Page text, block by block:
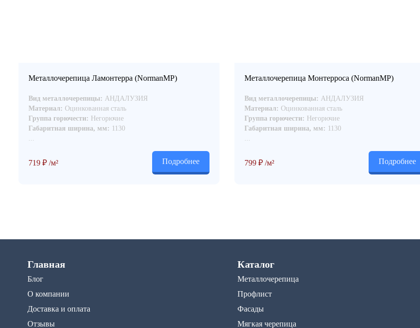
Металлочерепица Ламонтерра (NormanMP)
Вид металлочерепицы: АНДАЛУЗИЯ
Материал: Оцинкованная сталь
Группа горючести: Негорючие
Габаритная ширина, мм: 1130
...
719 ₽ /м² Подробнее
Металлочерепица Монтерроса (NormanMP)
Вид металлочерепицы: АНДАЛУЗИЯ
Материал: Оцинкованная сталь
Группа горючести: Негорючие
Габаритная ширина, мм: 1130
...
799₽ /м² Подробнее
Главная
Блог
О компании
Доставка и оплата
Отзывы
Каталог
Металлочерепица
Профлист
Фасады
Мягкая черепица